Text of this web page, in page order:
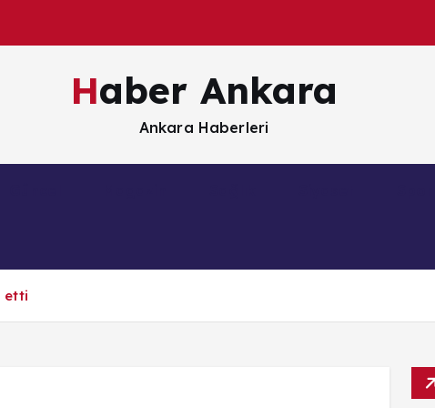
Haber Ankara
Ankara Haberleri
etti